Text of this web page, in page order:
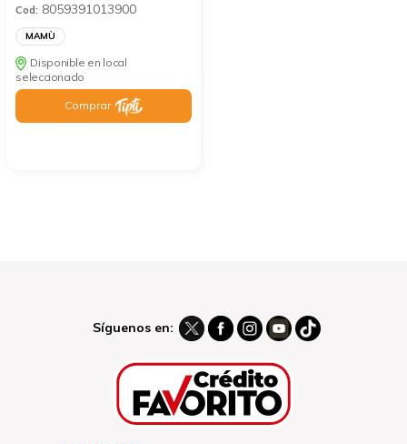
Cod: 8059391013900
MAMÙ
Disponible en local
seleccionado
Comprar
Síguenos en: